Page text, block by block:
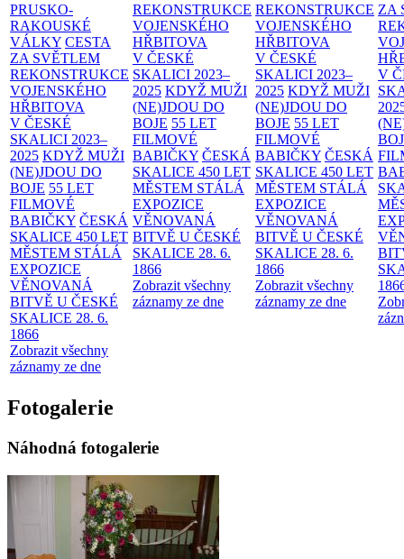
PRUSKO-
RAKOUSKÉ
VÁLKY CESTA
ZA SVĚTLEM
REKONSTRUKCE
VOJENSKÉHO
HŘBITOVA
V ČESKÉ
SKALICI 2023–
2025 KDYŽ MUŽI
(NE)JDOU DO
BOJE 55 LET
FILMOVÉ
BABIČKY ČESKÁ
SKALICE 450 LET
MĚSTEM STÁLÁ
EXPOZICE
VĚNOVANÁ
BITVĚ U ČESKÉ
SKALICE 28. 6.
1866
Zobrazit všechny
záznamy ze dne
REKONSTRUKCE
VOJENSKÉHO
HŘBITOVA
V ČESKÉ
SKALICI 2023–
2025 KDYŽ MUŽI
(NE)JDOU DO
BOJE 55 LET
FILMOVÉ
BABIČKY ČESKÁ
SKALICE 450 LET
MĚSTEM STÁLÁ
EXPOZICE
VĚNOVANÁ
BITVĚ U ČESKÉ
SKALICE 28. 6.
1866
Zobrazit všechny
záznamy ze dne
REKONSTRUKCE
VOJENSKÉHO
HŘBITOVA
V ČESKÉ
SKALICI 2023–
2025 KDYŽ MUŽI
(NE)JDOU DO
BOJE 55 LET
FILMOVÉ
BABIČKY ČESKÁ
SKALICE 450 LET
MĚSTEM STÁLÁ
EXPOZICE
VĚNOVANÁ
BITVĚ U ČESKÉ
SKALICE 28. 6.
1866
Zobrazit všechny
záznamy ze dne
ZA
V
Fotogalerie
Náhodná fotogalerie